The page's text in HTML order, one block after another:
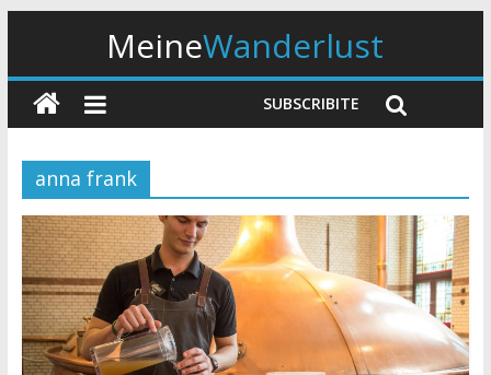
MeineWanderlust
SUBSCRIBITE
anna frank